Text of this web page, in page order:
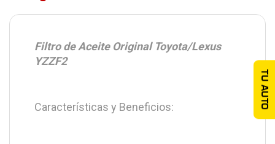
Filtro de Aceite Original Toyota/Lexus
YZZF2
Características y Beneficios: TU AUTO